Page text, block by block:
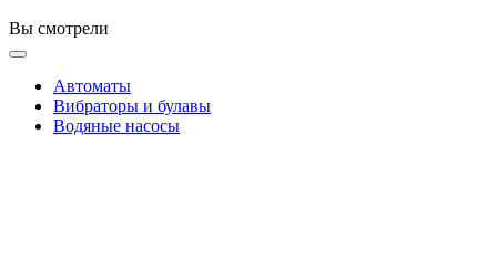
Вы смотрели
Автоматы
Вибраторы и булавы
Водяные насосы